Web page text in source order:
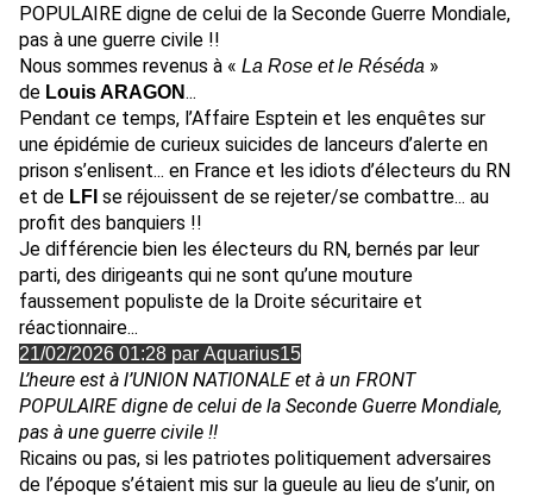
POPULAIRE digne de celui de la Seconde Guerre Mondiale,
pas à une guerre civile !!
Nous sommes revenus à « La Rose et le Réséda »
de Louis ARAGON...
Pendant ce temps, l’Affaire Esptein et les enquêtes sur
une épidémie de curieux suicides de lanceurs d’alerte en
prison s’enlisent... en France et les idiots d’électeurs du RN
et de LFI se réjouissent de se rejeter/se combattre... au
profit des banquiers !!
Je différencie bien les électeurs du RN, bernés par leur
parti, des dirigeants qui ne sont qu’une mouture
faussement populiste de la Droite sécuritaire et
réactionnaire...
21/02/2026 01:28 par Aquarius15
L’heure est à l’UNION NATIONALE et à un FRONT
POPULAIRE digne de celui de la Seconde Guerre Mondiale,
pas à une guerre civile !!
Ricains ou pas, si les patriotes politiquement adversaires
de l’époque s’étaient mis sur la gueule au lieu de s’unir, on